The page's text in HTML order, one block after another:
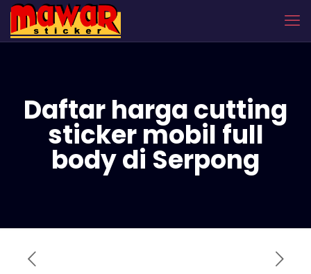
Daftar harga cutting
sticker mobil full
body di Serpong